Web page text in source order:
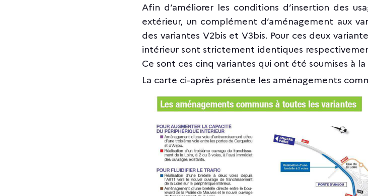
Afin d’améliorer les conditions d’insertion des
extérieur, un complément d’aménagement aux
des variantes V2bis et V3bis. Pour ces deux
intérieur sont strictement identiques
Ce sont ces cinq variantes qui ont été soumises à
La carte ci-après présente les aménagements